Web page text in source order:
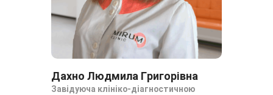
Дахно Людмила Григорівна
Завідуюча клініко-діагностичною